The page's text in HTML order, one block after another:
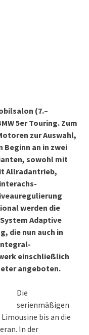
(7.–
5er Touring. Zum
zur Auswahl,
Beginn an in zwei
sowohl mit
Allradantrieb,
werden die
Adaptive
die nun auch in
einschließlich
angeboten.
Die
serienmäßigen
bis an die
In der